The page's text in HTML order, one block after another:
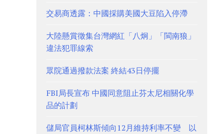
交易商透露：中國採購美國大豆陷入停滯
大陸懸賞徵集台灣網紅「八炯」「閩南狼」
違法犯罪線索
眾院通過撥款法案 終結43日停擺
FBI局長宣布 中國同意阻止芬太尼相關化學
品的計劃
儲局官員柯林斯傾向12月維持利率不變 以